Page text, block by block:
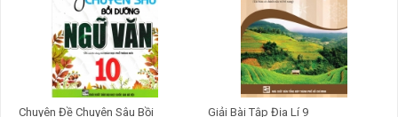
Chuyên Đề Chuyên Sâu Bồi
Giải Bài Tập Địa Lí 9